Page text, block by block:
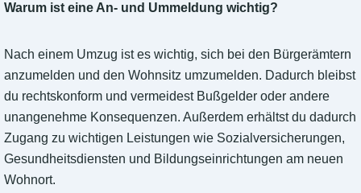
Warum ist eine An- und Ummeldung wichtig?
Nach einem Umzug ist es wichtig, sich bei den Bürgerämtern
anzumelden und den Wohnsitz umzumelden. Dadurch bleibst
du rechtskonform und vermeidest Bußgelder oder andere
unangenehme Konsequenzen. Außerdem erhältst du dadurch
Zugang zu wichtigen Leistungen wie Sozialversicherungen,
Gesundheitsdiensten und Bildungseinrichtungen am neuen
Wohnort.